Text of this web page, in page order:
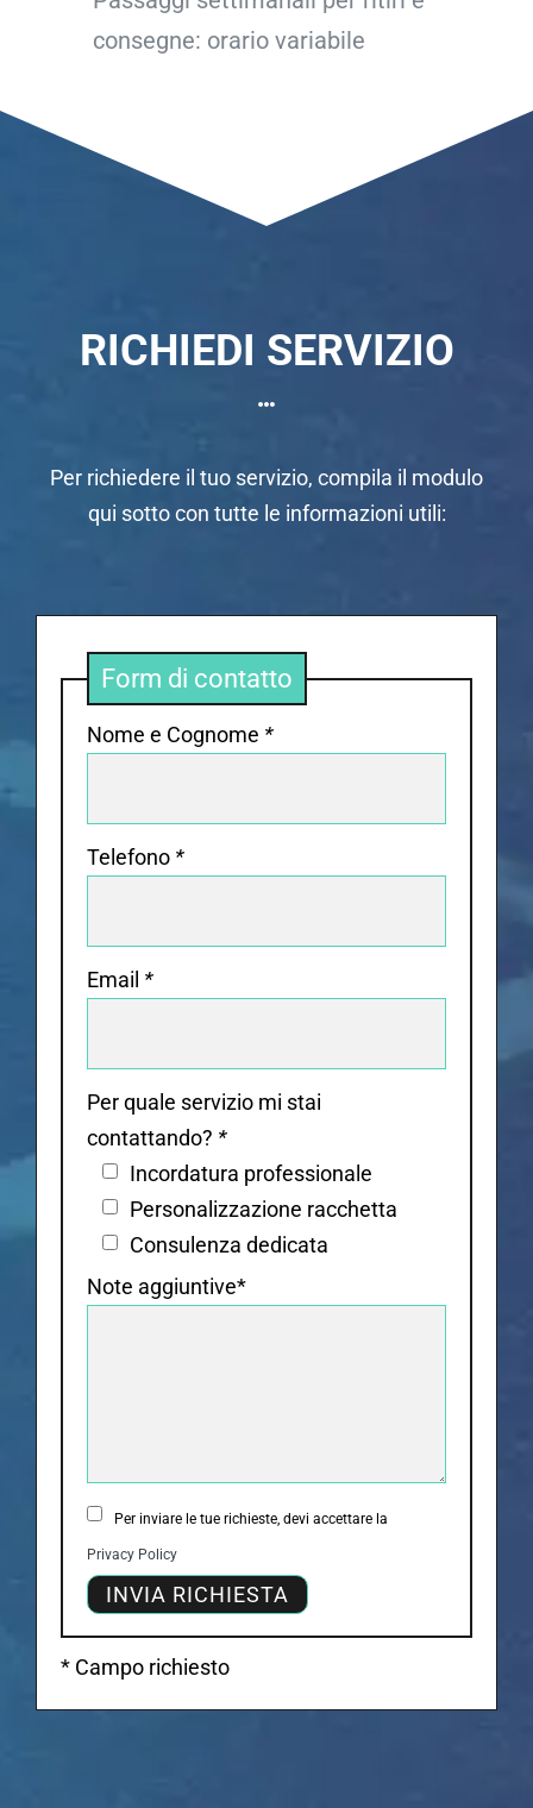
consegne: orario variabile
RICHIEDI SERVIZIO
Per richiedere il tuo servizio, compila il modulo
qui sotto con tutte le informazioni utili:
Form di contatto
Nome e Cognome *
Telefono *
Email *
Per quale servizio mi stai
contattando? *
Incordatura professionale
Personalizzazione racchetta
Consulenza dedicata
Note aggiuntive*
Per inviare le tue richieste, devi accettare la
Privacy Policy
* Campo richiesto